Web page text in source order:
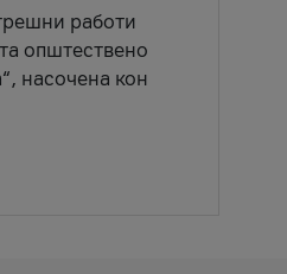
работи
општествено
насочена кон